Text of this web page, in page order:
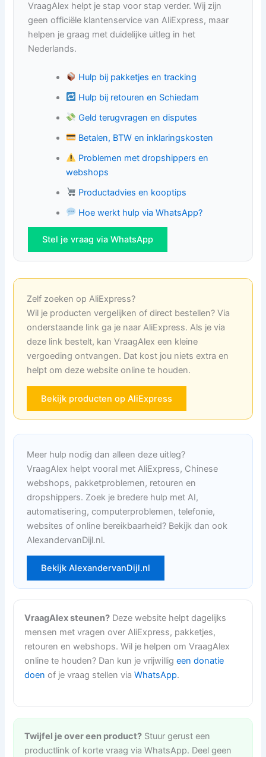
VraagAlex helpt je stap voor stap verder. Wij zijn
geen officiële klantenservice van AliExpress, maar
helpen je graag met duidelijke uitleg in het
Nederlands.
Hulp bij pakketjes en tracking
Hulp bij retouren en Schiedam
Geld terugvragen en disputes
Betalen, BTW en inklaringskosten
Problemen met dropshippers en
webshops
Productadvies en kooptips
Hoe werkt hulp via WhatsApp?
Stel je vraag via WhatsApp
Zelf zoeken op AliExpress?
Wil je producten vergelijken of direct bestellen? Via
onderstaande link ga je naar AliExpress. Als je via
deze link bestelt, kan VraagAlex een kleine
vergoeding ontvangen. Dat kost jou niets extra en
helpt om deze website online te houden.
Bekijk producten op AliExpress
Meer hulp nodig dan alleen deze uitleg?
VraagAlex helpt vooral met AliExpress, Chinese
webshops, pakketproblemen, retouren en
dropshippers. Zoek je bredere hulp met AI,
automatisering, computerproblemen, telefonie,
websites of online bereikbaarheid? Bekijk dan ook
AlexandervanDijl.nl.
Bekijk AlexandervanDijl.nl
VraagAlex steunen? Deze website helpt dagelijks
mensen met vragen over AliExpress, pakketjes,
retouren en webshops. Wil je helpen om VraagAlex
online te houden? Dan kun je vrijwilligeen donatie
doen of je vraag stellen viaWhatsApp.
Twijfel je over een product? Stuur gerust een
productlink of korte vraag via WhatsApp. Deel geen